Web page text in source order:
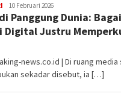
admin
10 Februari 2026
Panggung Dunia:
Digital Justru
news.co.id | Di ruang
sekadar disebut, ia […]